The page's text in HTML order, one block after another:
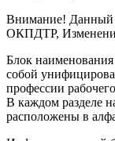
Внимание! Данный
ОКПДТР,
Блок наименования
собой
профессии
В каждом разделе
расположены в